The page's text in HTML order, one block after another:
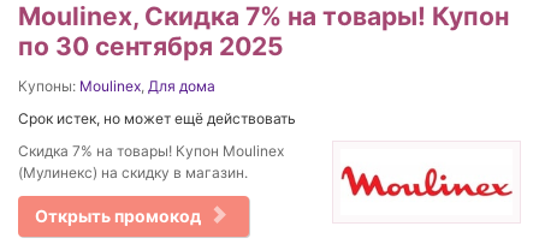
Moulinex, Скидка 7% на товары! Купон
по 30 сентября 2025
Купоны: Moulinex, Для дома
Срок истек, но может ещё действовать
Скидка 7% на товары! Купон Moulinex
(Мулинекс) на скидку в магазин.
Открыть промокод